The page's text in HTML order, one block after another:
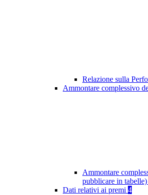
Relazione sulla
Ammontare complessivo
Ammontare
pubblicare in tabelle)
Dati relativi ai premi 4